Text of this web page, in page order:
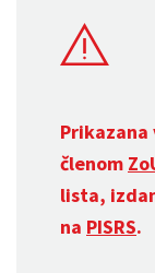
Prikazana
členom
lista,
na PISRS.